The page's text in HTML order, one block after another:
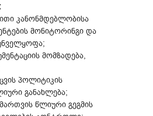
კანონმდებლობისა
მონიტორინგი და
მომზადება,
პოლიტიკის
განახლება;
წლიური გეგმის